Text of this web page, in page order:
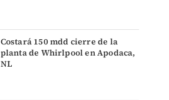
Costará 150 mdd cierre de la
planta de Whirlpool en Apodaca,
NL